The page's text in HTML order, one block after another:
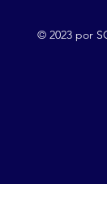
© 2023 por